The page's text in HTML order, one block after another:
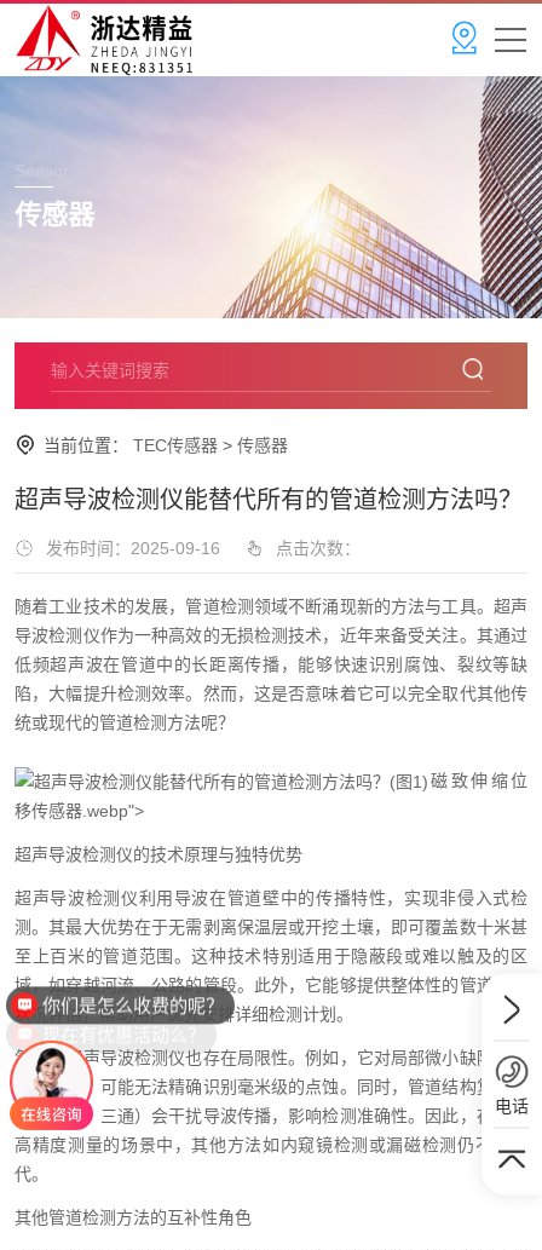
Sensor
传感器
当前位置： TEC传感器 > 传感器
超声导波检测仪能替代所有的管道检测方法吗？
发布时间：2025-09-16 点击次数：
随着工业技术的发展，管道检测领域不断涌现新的方法与工具。超声
导波检测仪作为一种高效的无损检测技术，近年来备受关注。其通过
低频超声波在管道中的长距离传播，能够快速识别腐蚀、裂纹等缺
陷，大幅提升检测效率。然而，这是否意味着它可以完全取代其他传
统或现代的管道检测方法呢？
磁致伸缩位
移传感器.webp">
超声导波检测仪的技术原理与独特优势
超声导波检测仪利用导波在管道壁中的传播特性，实现非侵入式检
测。其最大优势在于无需剥离保温层或开挖土壤，即可覆盖数十米甚
至上百米的管道范围。这种技术特别适用于隐蔽段或难以触及的区
域，如穿越河流、公路的管段。此外，它能够提供整体性的管道健康
状况评估，帮助用户优先安排详细检测计划。
然而，超声导波检测仪也存在局限性。例如，它对局部微小缺陷的灵
敏度较低，可能无法精确识别毫米级的点蚀。同时，管道结构复杂性
（如弯头、三通）会干扰导波传播，影响检测准确性。因此，在需要
高精度测量的场景中，其他方法如内窥镜检测或漏磁检测仍不可替
代。
其他管道检测方法的互补性角色
电话
你们是怎么收费的呢？
现在有优惠活动么？